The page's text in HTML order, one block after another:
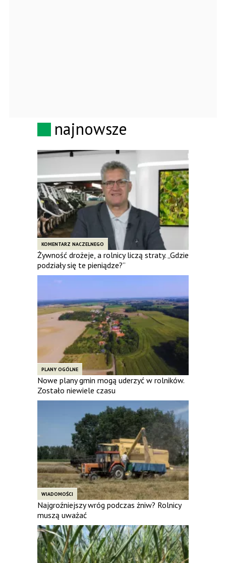
najnowsze
KOMENTARZ NACZELNEGO
Żywność drożeje, a rolnicy liczą straty. „Gdzie
podziały się te pieniądze?”
PLANY OGÓLNE
Nowe plany gmin mogą uderzyć w rolników.
Zostało niewiele czasu
WIADOMOŚCI
Najgroźniejszy wróg podczas żniw? Rolnicy
muszą uważać